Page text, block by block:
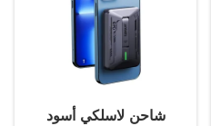
شاحن لاسلكي أسود